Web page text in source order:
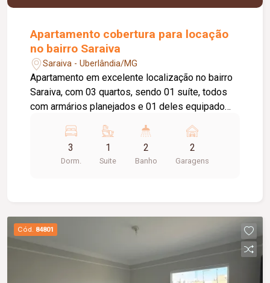
Apartamento cobertura para locação
no bairro Saraiva
Saraiva - Uberlândia/MG
Apartamento em excelente localização no bairro
Saraiva, com 03 quartos, sendo 01 suíte, todos
com armários planejados e 01 deles equipado
ambientes, sala de TV com ar-condicionado,
ampla sacada com acesso à suíte, cozinha com
armários, área de lavanderia, despensa, elevador
3
Dorm.
1
Suite
2
Banho
2
Garagens
Cód. 84801